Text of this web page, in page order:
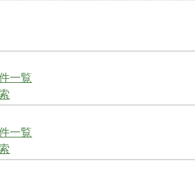
府市のアパート、マンション、テナ
、マンション、アパート、テナント
一覧
一覧